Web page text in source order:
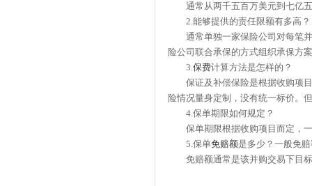
通常从两千五百万美元到七亿五
2.能够提供的责任限额有多高？
通常单独一家保险公司对每笔并
险公司联合承保的方式组织承保方
3.保费计算方法是怎样的？
保证及补偿保险是根据收购项目
险情况量身定制，没有统一标价。
4.保单期限如何规定？
保单期限根据收购项目而定，一
5.保单免赔额是多少？一般免
免赔额通常是该并购交易下目标